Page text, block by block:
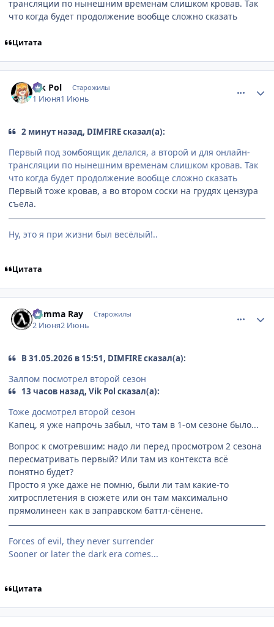
трансляции по нынешним временам слишком кровав. Так
что когда будет продолжение вообще сложно сказать
Цитата
Vik Pol Старожилы
1 Июня1 Июнь
2 минут назад, DIMFIRE сказал(а):
Первый под зомбоящик делался, а второй и для онлайн-
трансляции по нынешним временам слишком кровав. Так
что когда будет продолжение вообще сложно сказать
Первый тоже кровав, а во втором соски на грудях цензура
съела.
Ну, это я при жизни был весёлый!..
Цитата
Gamma Ray Старожилы
2 Июня2 Июнь
В 31.05.2026 в 15:51, DIMFIRE сказал(а):
Залпом посмотрел второй сезон
13 часов назад, Vik Pol сказал(а):
Тоже досмотрел второй сезон
Капец, я уже напрочь забыл, что там в 1-ом сезоне было...
Вопрос к смотревшим: надо ли перед просмотром 2 сезона
пересматривать первый? Или там из контекста всё
понятно будет?
Просто я уже даже не помню, были ли там какие-то
хитросплетения в сюжете или он там максимально
прямолинеен как в заправском баттл-сёнене.
Forces of evil, they never surrender
Sooner or later the dark era comes...
Цитата